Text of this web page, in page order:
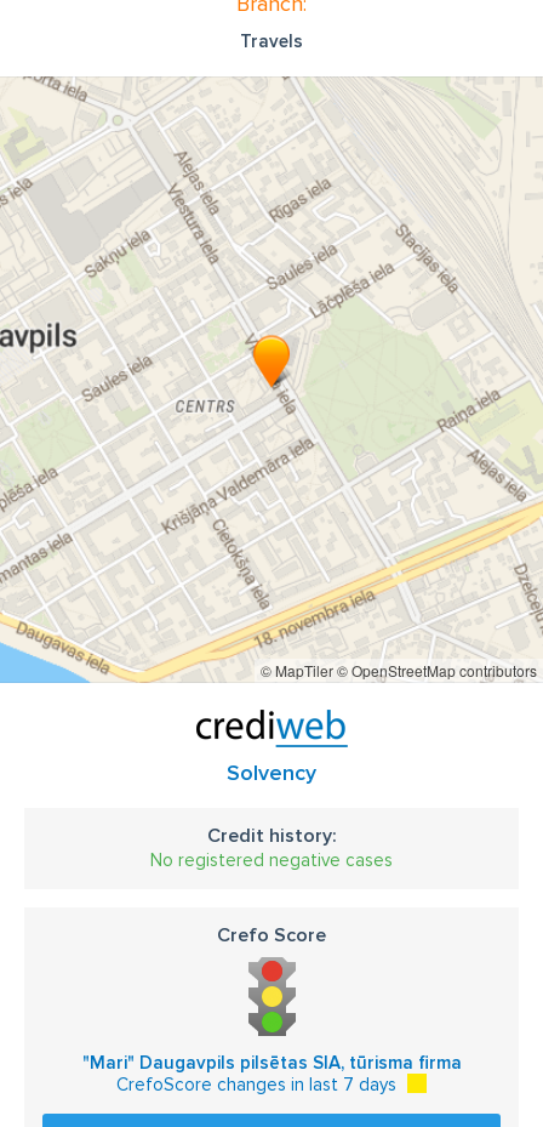
Travels
© MapTiler© OpenStreetMap contributors
Solvency
Credit history:
No registered negative cases
Crefo Score
"Mari" Daugavpils pilsētas SIA, tūrisma firma
CrefoScore changes in last 7 days